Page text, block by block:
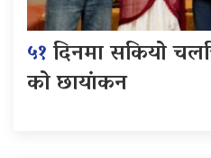
५१दिनमा सकियो
को छायांकन